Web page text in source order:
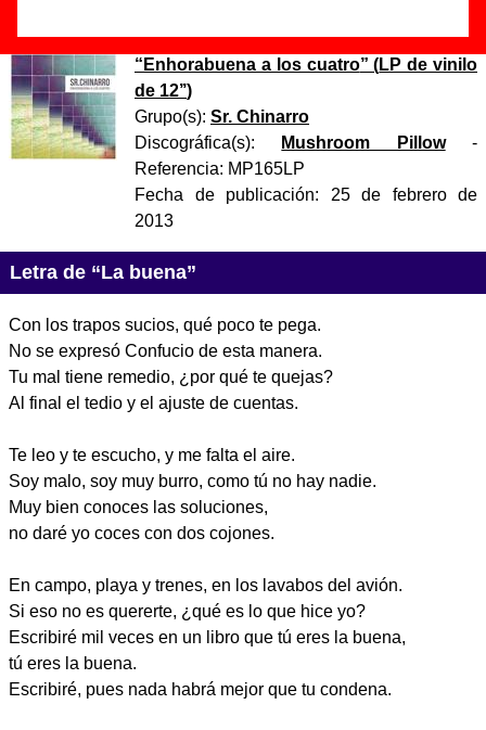
“ Enhorabuena a los cuatro” (LP de vinilo
de 12’’)
Grupo(s): Sr. Chinarro
Discográfica(s):
Mushroom Pillow-
Referencia: MP165LP
Fecha de publicación: 25 de febrero de
2013
Letra de “La buena”
Con los trapos sucios, qué poco te pega.
No se expresó Confucio de esta manera.
Tu mal tiene remedio, ¿por qué te quejas?
Al final el tedio y el ajuste de cuentas.
Te leo y te escucho, y me falta el aire.
Soy malo, soy muy burro, como tú no hay nadie.
Muy bien conoces las soluciones,
no daré yo coces con dos cojones.
En campo, playa y trenes, en los lavabos del avión.
Si eso no es quererte, ¿qué es lo que hice yo?
Escribiré mil veces en un libro que tú eres la buena,
tú eres la buena.
Escribiré, pues nada habrá mejor que tu condena.